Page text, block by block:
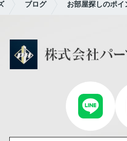
ブログ お部屋探しのポイ